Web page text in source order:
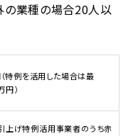
の業種の場合20人以
特例を活用した場合は最
円）
引上げ特例活用事業者のうち赤